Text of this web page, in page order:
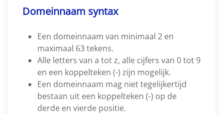
Domeinnaam syntax
Een domeinnaam van minimaal 2 en
maximaal 63 tekens.
Alle letters van a tot z, alle cijfers van 0 tot 9
en een koppelteken (-) zijn mogelijk.
Een domeinnaam mag niet tegelijkertijd
bestaan uit een koppelteken (-) op de
derde en vierde positie.